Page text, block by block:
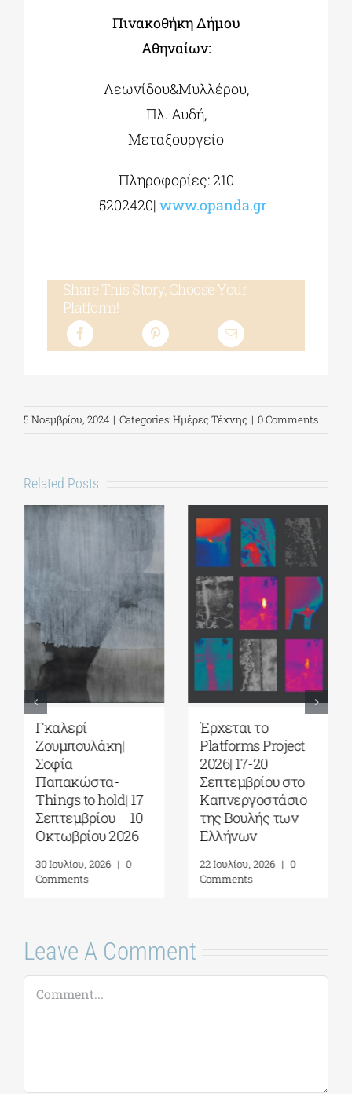
Πινακοθήκη Δήμου
Αθηναίων:
Λεωνίδου&Μυλλέρου,
Πλ. Αυδή,
Μεταξουργείο
Πληροφορίες: 210
5202420| www.opanda.gr
Share This Story, Choose Your
Platform!
5 Νοεμβρίου, 2024 | Categories:Ημέρες Τέχνης | 0 Comments
Related Posts
Γκαλερί
Ζουμπουλάκη|
Σοφία
Παπακώστα-
Things to hold| 17
Σεπτεμβρίου – 10
Οκτωβρίου 2026
30 Ιουλίου, 2026 | 0
Comments
Έρχεται το
Platforms Project
2026| 17-20
Σεπτεμβρίου στο
Καπνεργοστάσιο
της Βουλής των
Ελλήνων
22 Ιουλίου, 2026 | 0
Comments
Leave A Comment
Comment